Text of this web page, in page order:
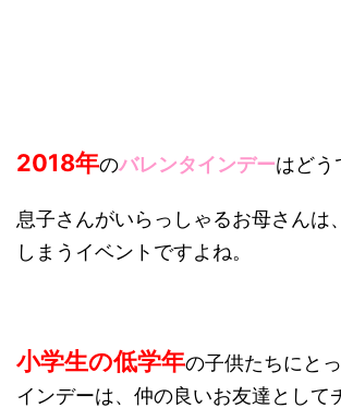
2018年のバレンタインデーはどう
息子さんがいらっしゃるお母さんは
しまうイベントですよね。
小学生の低学年の子供たちにと
インデーは、仲の良いお友達として